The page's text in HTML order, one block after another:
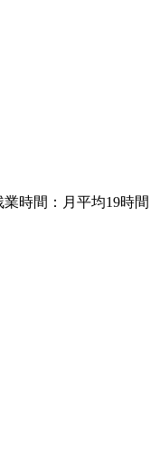
時間：月平均19時間